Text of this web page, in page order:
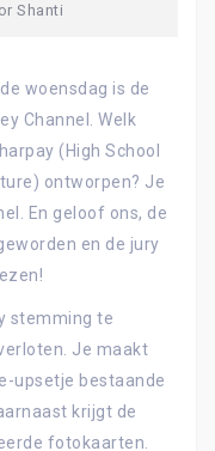
Shanti
woensdag is de
Channel. Welk
(High School
ontworpen? Je
En geloof ons, de
en de jury
stemming te
Je maakt
upsetje bestaande
krijgt de
fotokaarten.